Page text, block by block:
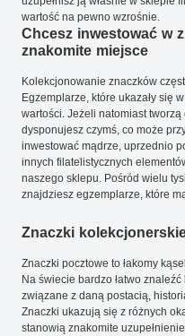
wartość na pewno wzrośnie.
Chcesz inwestować w
znakomite miejsce
Kolekcjonowanie znaczków
Egzemplarze, które ukazały się
wartości. Jeżeli natomiast
dysponujesz czymś, co może
inwestować mądrze, uprzednio
innych filatelistycznych
naszego sklepu. Pośród wielu
znajdziesz egzemplarze, które
Znaczki
Znaczki pocztowe to łakomy
Na świecie bardzo łatwo
związane z daną postacią,
Znaczki ukazują się z różnych
stanowią znakomite